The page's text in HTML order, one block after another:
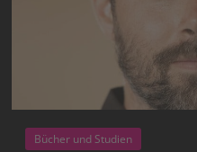
Bücher und Studien